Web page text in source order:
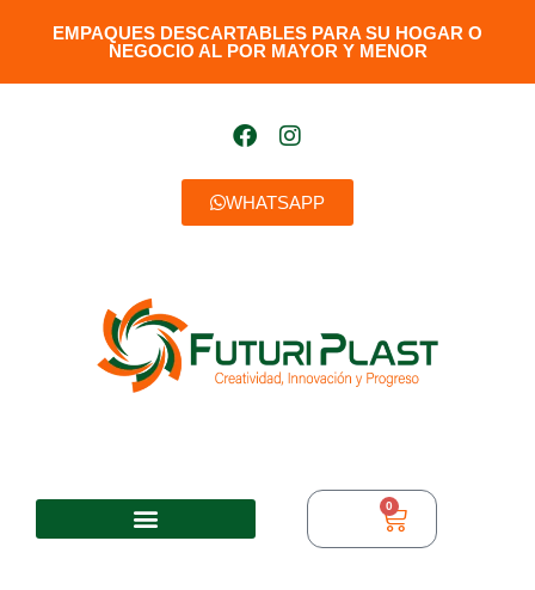
EMPAQUES DESCARTABLES PARA SU HOGAR O
NEGOCIO AL POR MAYOR Y MENOR​
WHATSAPP
0